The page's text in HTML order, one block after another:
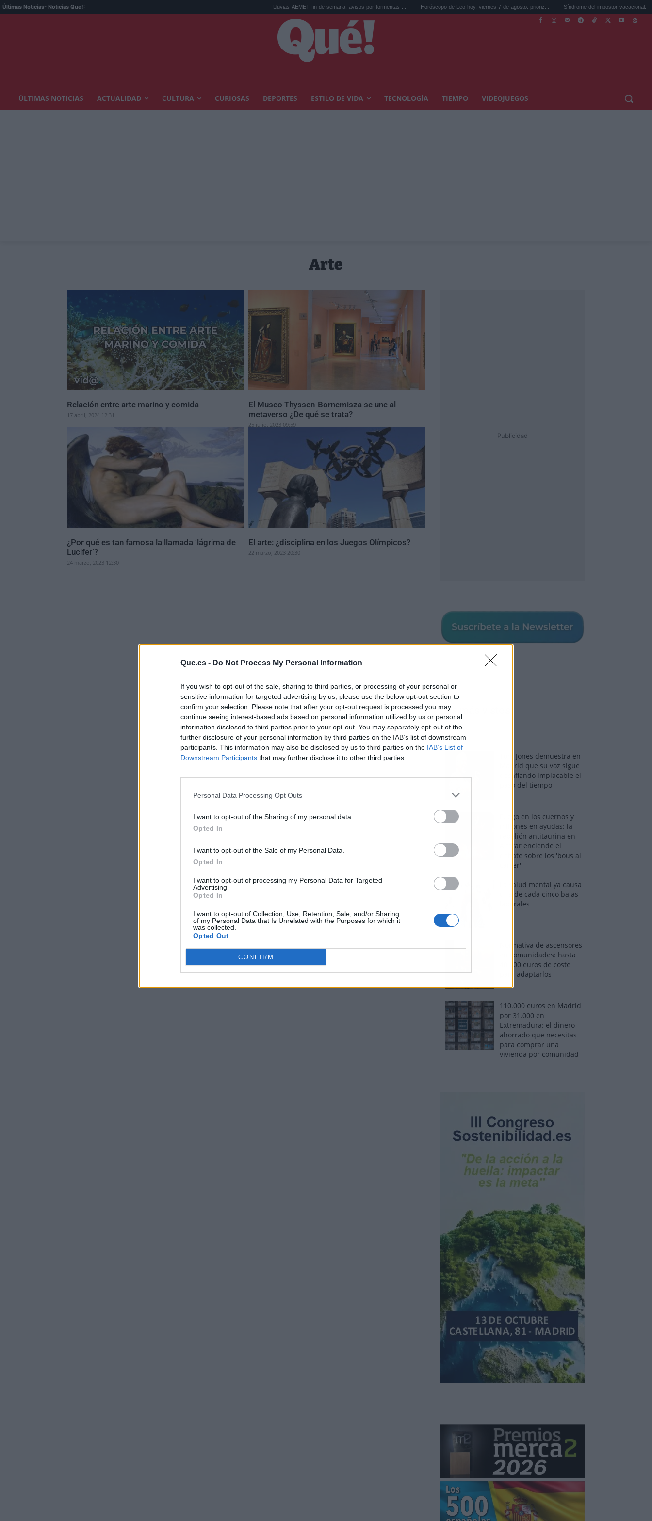
Que.es - Do Not Process My Personal Information
If you wish to opt-out of the sale, sharing to third parties, or processing of your personal or
sensitive information for targeted advertising by us, please use the below opt-out section to
confirm your selection. Please note that after your opt-out request is processed you may
continue seeing interest-based ads based on personal information utilized by us or personal
information disclosed to third parties prior to your opt-out. You may separately opt-out of the
further disclosure of your personal information by third parties on the IAB’s list of downstream
participants. This information may also be disclosed by us to third parties on the IAB’s List of
Downstream Participants that may further disclose it to other third parties.
Personal Data Processing Opt Outs
I want to opt-out of the Sharing of my personal data.
Opted In
I want to opt-out of the Sale of my Personal Data.
Opted In
I want to opt-out of processing my Personal Data for Targeted
Advertising.
Opted In
I want to opt-out of Collection, Use, Retention, Sale, and/or Sharing
of my Personal Data that Is Unrelated with the Purposes for which it
was collected.
Opted Out
CONFIRM
Últimas Noticias- Noticias Que!: Lluvias AEMET fin de semana: avisos por tormentas ... Horóscopo de Leo hoy, viernes 7 de agosto: prioriz... Síndrome del impostor vacacional: cómo dejar
ÚLTIMAS NOTICIAS ACTUALIDAD CULTURA CURIOSAS DEPORTES ESTILO DE VIDA TECNOLOGÍA TIEMPO VIDEOJUEGOS
Arte
Relación entre arte marino y comida
17 abril, 2024 12:31
El Museo Thyssen-Bornemisza se une al
metaverso ¿De qué se trata?
25 julio, 2023 09:59
¿Por qué es tan famosa la llamada ‘lágrima de
Lucifer’?
24 marzo, 2023 12:30
El arte: ¿disciplina en los Juegos Olímpicos?
22 marzo, 2023 20:30
Publicidad
Los más vistos
Tom Jones demuestra en
Madrid que su voz sigue
desafiando implacable el
paso del tiempo
Fuego en los cuernos y
millones en ayudas: la
rebelión antitaurina en
Alfafar enciende el
debate sobre los 'bous al
carrer'
La salud mental ya causa
una de cada cinco bajas
laborales
Normativa de ascensores
en comunidades: hasta
40.000 euros de coste
para adaptarlos
110.000 euros en Madrid
por 31.000 en
Extremadura: el dinero
ahorrado que necesitas
para comprar una
vivienda por comunidad